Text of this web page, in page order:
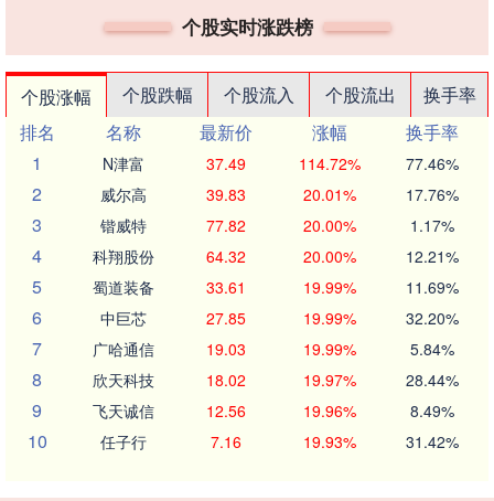
个股实时涨跌榜
个股涨幅 个股跌幅 个股流入 个股流出
换手率
排名
名称 最新价 涨幅
换手率
1
N津富 37.49 114.72% 77.46%
2 威尔高 39.83 20.01% 17.76%
3 锴威特 77.82 20.00% 1.17%
4 科翔股份 64.32 20.00% 12.21%
5 蜀道装备 33.61 19.99% 11.69%
6 中巨芯 27.85 19.99% 32.20%
7 广哈通信 19.03 19.99% 5.84%
8 欣天科技 18.02 19.97% 28.44%
9 飞天诚信 12.56 19.96% 8.49%
10 任子行 7.16 19.93% 31.42%